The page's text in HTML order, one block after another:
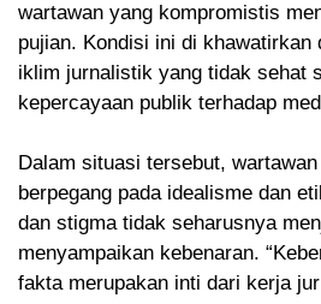
wartawan yang kompromistis
pujian. Kondisi ini di khawatirkan
iklim jurnalistik yang tidak sehat
kepercayaan publik terhadap
Dalam situasi tersebut,
berpegang pada idealisme dan
dan stigma tidak seharusnya
menyampaikan kebenaran.
fakta merupakan inti dari kerja